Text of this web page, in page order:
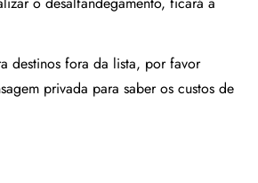
destinos fora da lista, por favor
privada para saber os custos de